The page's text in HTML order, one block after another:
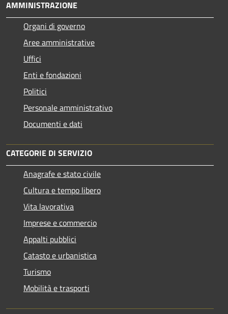
AMMINISTRAZIONE
Organi di governo
Aree amministrative
Uffici
Enti e fondazioni
Politici
Personale amministrativo
Documenti e dati
CATEGORIE DI SERVIZIO
Anagrafe e stato civile
Cultura e tempo libero
Vita lavorativa
Imprese e commercio
Appalti pubblici
Catasto e urbanistica
Turismo
Mobilità e trasporti